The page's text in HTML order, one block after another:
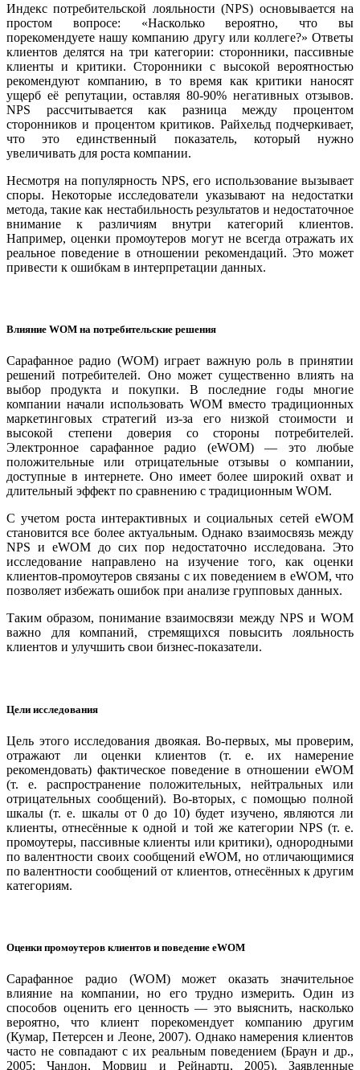
Индекс потребительской лояльности (NPS) основывается на
простом вопросе: «Насколько вероятно, что вы
порекомендуете нашу компанию другу или коллеге?» Ответы
клиентов делятся на три категории: сторонники, пассивные
клиенты и критики. Сторонники с высокой вероятностью
рекомендуют компанию, в то время как критики наносят
ущерб её репутации, оставляя 80-90% негативных отзывов.
NPS рассчитывается как разница между процентом
сторонников и процентом критиков. Райхельд подчеркивает,
что это единственный показатель, который нужно
увеличивать для роста компании.
Несмотря на популярность NPS, его использование вызывает
споры. Некоторые исследователи указывают на недостатки
метода, такие как нестабильность результатов и недостаточное
внимание к различиям внутри категорий клиентов.
Например, оценки промоутеров могут не всегда отражать их
реальное поведение в отношении рекомендаций. Это может
привести к ошибкам в интерпретации данных.
Влияние WOM на потребительские решения
Сарафанное радио (WOM) играет важную роль в принятии
решений потребителей. Оно может существенно влиять на
выбор продукта и покупки. В последние годы многие
компании начали использовать WOM вместо традиционных
маркетинговых стратегий из-за его низкой стоимости и
высокой степени доверия со стороны потребителей.
Электронное сарафанное радио (eWOM) — это любые
положительные или отрицательные отзывы о компании,
доступные в интернете. Оно имеет более широкий охват и
длительный эффект по сравнению с традиционным WOM.
С учетом роста интерактивных и социальных сетей eWOM
становится все более актуальным. Однако взаимосвязь между
NPS и eWOM до сих пор недостаточно исследована. Это
исследование направлено на изучение того, как оценки
клиентов-промоутеров связаны с их поведением в eWOM, что
позволяет избежать ошибок при анализе групповых данных.
Таким образом, понимание взаимосвязи между NPS и WOM
важно для компаний, стремящихся повысить лояльность
клиентов и улучшить свои бизнес-показатели.
Цели исследования
Цель этого исследования двоякая. Во-первых, мы проверим,
отражают ли оценки клиентов (т. е. их намерение
рекомендовать) фактическое поведение в отношении eWOM
(т. е. распространение положительных, нейтральных или
отрицательных сообщений). Во-вторых, с помощью полной
шкалы (т. е. шкалы от 0 до 10) будет изучено, являются ли
клиенты, отнесённые к одной и той же категории NPS (т. е.
промоутеры, пассивные клиенты или критики), однородными
по валентности своих сообщений eWOM, но отличающимися
по валентности сообщений от клиентов, отнесённых к другим
категориям.
Оценки промоутеров клиентов и поведение eWOM
Сарафанное радио (WOM) может оказать значительное
влияние на компании, но его трудно измерить. Один из
способов оценить его ценность — это выяснить, насколько
вероятно, что клиент порекомендует компанию другим
(Кумар, Петерсен и Леоне, 2007). Однако намерения клиентов
часто не совпадают с их реальным поведением (Браун и др.,
2005; Чандон, Морвиц и Рейнартц, 2005). Заявленные